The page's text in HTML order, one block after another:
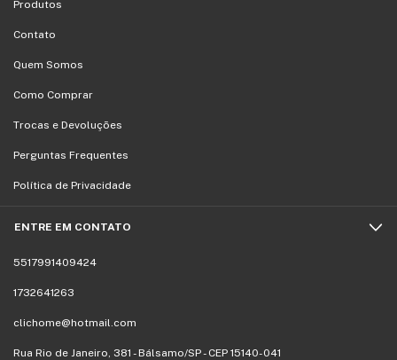
Produtos
Contato
Quem Somos
Como Comprar
Trocas e Devoluções
Perguntas Frequentes
Política de Privacidade
ENTRE EM CONTATO
5517991409424
1732641263
clichome@hotmail.com
Rua Rio de Janeiro, 381 - Bálsamo/SP - CEP 15140-041